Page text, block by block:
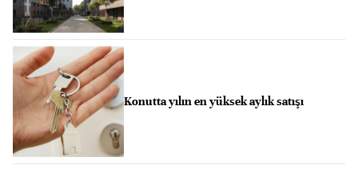
Konutta yılın en yüksek aylık satışı